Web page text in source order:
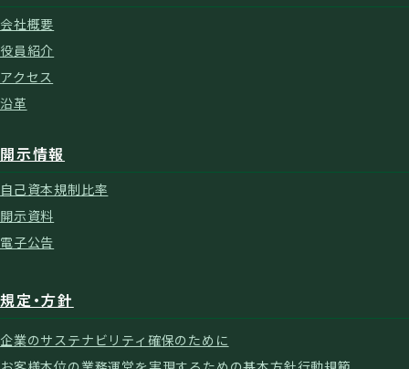
会社概要
役員紹介
アクセス
沿革
開示情報
自己資本規制比率
開示資料
電子公告
規定・方針
企業のサステナビリティ確保のために